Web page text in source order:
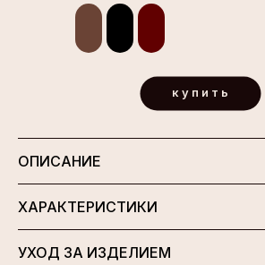
купить
ОПИСАНИЕ
ХАРАКТЕРИСТИКИ
УХОД ЗА ИЗДЕЛИЕМ